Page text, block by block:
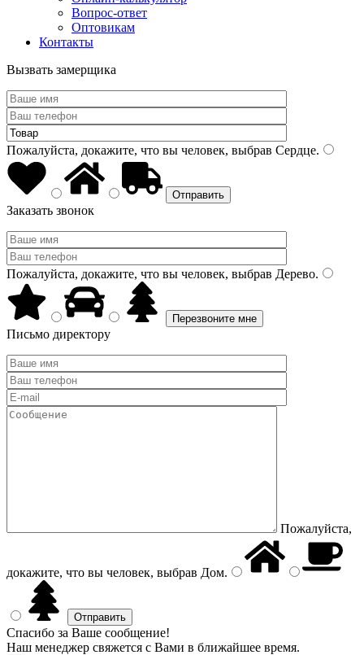
Вопрос-ответ
Оптовикам
Контакты
Вызвать замерщика
Пожалуйста, докажите, что вы человек, выбрав Сердце.
Заказать звонок
Пожалуйста, докажите, что вы человек, выбрав Дерево.
Письмо директору
Пожалуйста,
докажите, что вы человек, выбрав Дом.
Спасибо за Ваше сообщение!
Наш менеджер свяжется с Вами в ближайшее время.